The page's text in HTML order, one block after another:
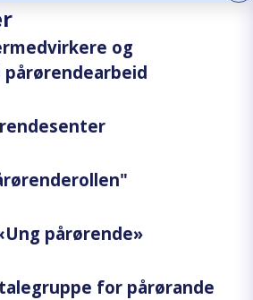
og
pårørende»
for pårørande